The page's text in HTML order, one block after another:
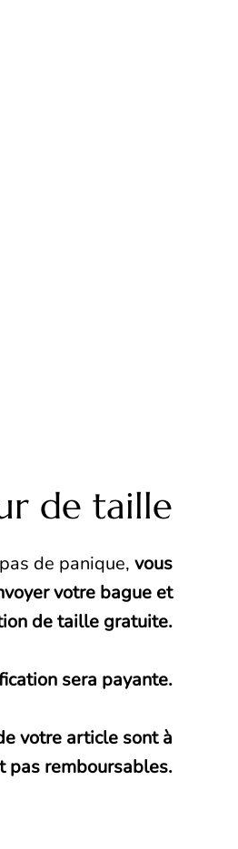
de taille
de panique, vous
votre bague et
de taille gratuite.
sera payante.
votre article sont à
pas remboursables.